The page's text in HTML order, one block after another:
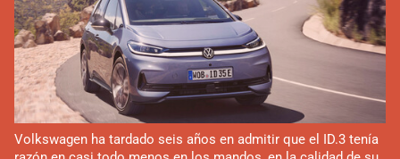
Volkswagen ha tardado seis años en admitir que el ID.3 tenía